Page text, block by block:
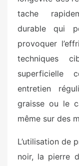
tache
durable qui
provoquer
techniques
superficielle
entretien
graisse ou le
même sur des
L’utilisation de
noir, la pierre